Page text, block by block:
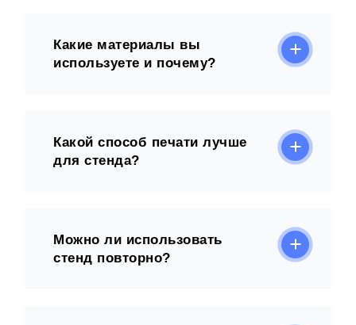
Какие материалы вы
используете и почему?
Какой способ печати лучше
для стенда?
Можно ли использовать
стенд повторно?